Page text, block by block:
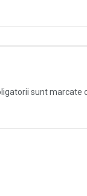
sunt marcate